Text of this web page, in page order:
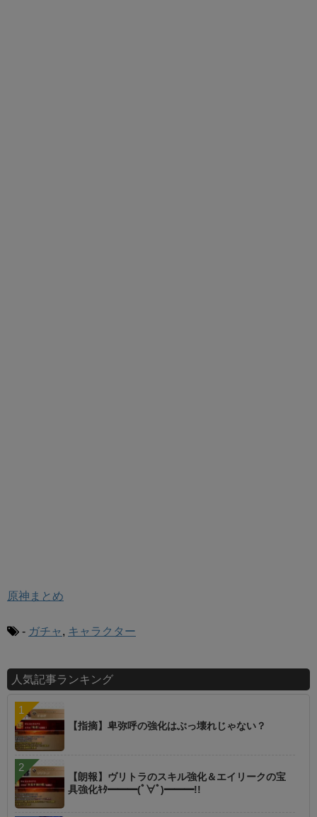
原神まとめ
- ガチャ , キャラクター
人気記事ランキング
【指摘】卑弥呼の強化はぶっ壊れじゃない？
【朗報】ヴリトラのスキル強化＆エイリークの宝
具強化ｷﾀ━━━(ﾟ∀ﾟ)━━━!!